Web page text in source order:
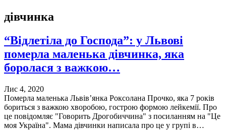
дівчинка
“Відлетіла до Господа”: у Львові
померла маленька дівчинка, яка
боролася з важкою…
Лис 4, 2020
Померла маленька Львів’янка Роксолана Прочко, яка 7 років
бориться з важкою хворобою, гострою формою лейкемії. Про
це повідомляє "Говорить Дрогобиччина" з посиланням на "Це
моя Україна". Мама дівчинки написала про це у групі в…